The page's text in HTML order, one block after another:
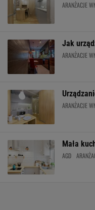
ARANŻACJE
Jak
ARANŻACJE
ARANŻACJE
Mała
AGD